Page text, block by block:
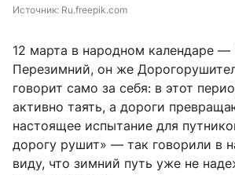
Источник: Ru.freepik.com
12 марта в народном календаре —
Перезимний, он же
говорит само за себя: в этот
активно таять, а дороги
настоящее испытание для
дорогу рушит» — так говорили в
виду, что зимний путь уже не